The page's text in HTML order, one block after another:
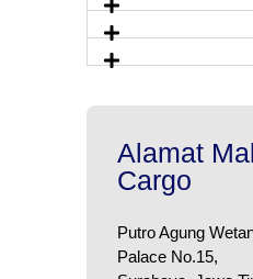
Alamat
Cargo
Putro Agung
Palace No.15,